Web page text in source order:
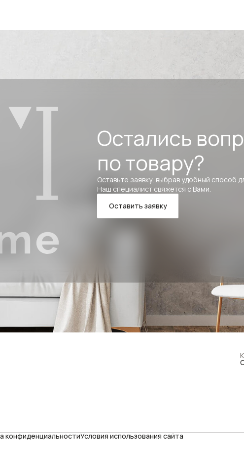
Остались
по товару?
Оставьте заявку, выбрав удобный способ
Наш специалист свяжется с Вами.
Оставить заявку
конфиденциальностиУсловия использования сайта